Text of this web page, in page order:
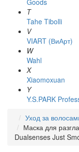
Goods
T
Tahe Tibolli
V
VIART (ВиАрт)
W
Wahl
X
Xiaomoxuan
Y
Y.S.PARK
Уход за
Маска для
Dualsenses Just